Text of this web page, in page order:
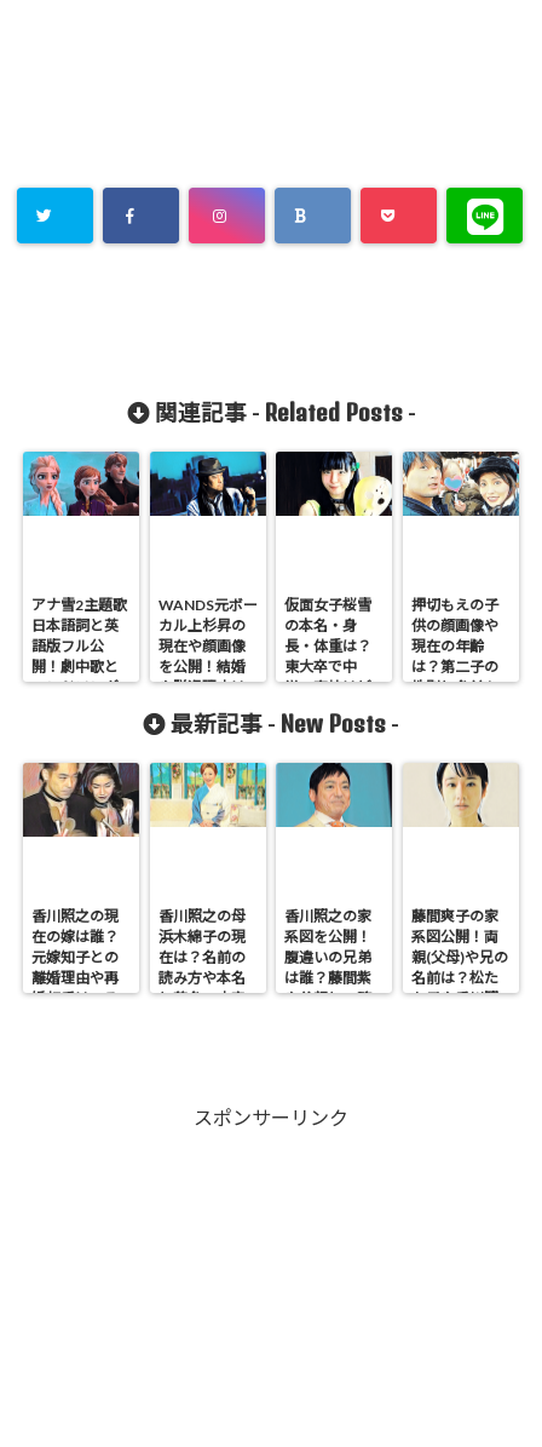
関連記事 - Related Posts-
アナ雪2主題歌
日本語詞と英
語版フル公
開！劇中歌と
エンドソング
WANDS元ボー
カル上杉昇の
現在や顔画像
を公開！結婚
や脱退理由は
なぜかも調
査！
仮面女子桜雪
の本名・身
長・体重は？
東大卒で中
学・高校はど
押切もえの子
供の顔画像や
現在の年齢
は？第二子の
性別と名前も
最新記事 - New Posts -
香川照之の現
在の嫁は誰？
元嫁知子との
離婚理由や再
婚相手はいる
香川照之の母
浜木綿子の現
在は？名前の
読み方や本名
と芸名の由来
香川照之の家
系図を公開！
腹違いの兄弟
は誰？藤間紫
や父親との確
藤間爽子の家
系図公開！両
親(父母)や兄の
名前は？松た
か子や香川照
スポンサーリンク